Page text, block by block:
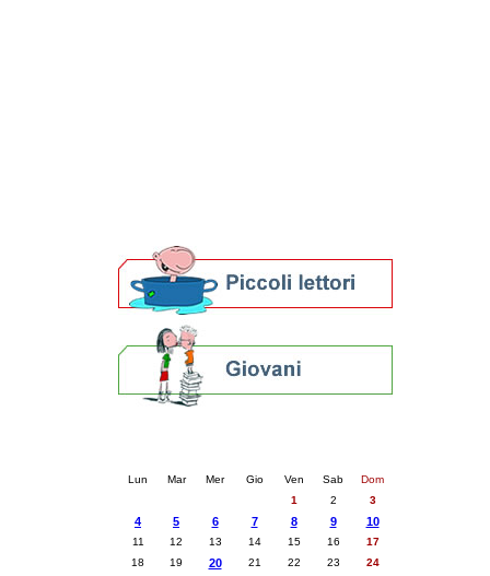
Lun Mar Mer Gio Ven Sab
Dom
1
2 3
4 5 6 7 8 9 10
11 12 13 14 15 16
17
18
19 20 21 22 23
24